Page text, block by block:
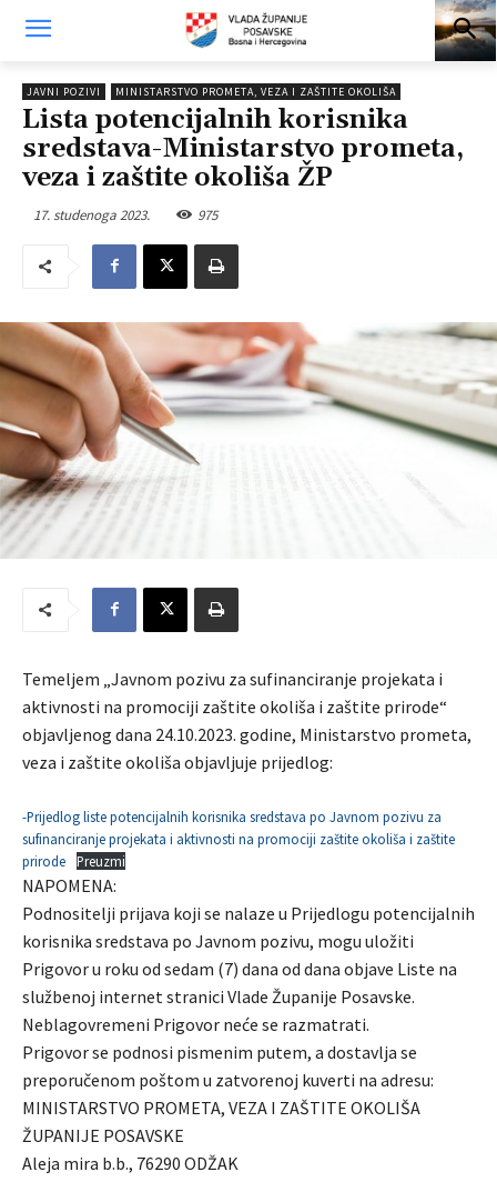
JAVNI POZIVI MINISTARSTVO PROMETA, VEZA I ZAŠTITE OKOLIŠA
Lista potencijalnih korisnika
sredstava-Ministarstvo prometa,
veza i zaštite okoliša ŽP
17. studenoga 2023. 975
Temeljem „Javnom pozivu za sufinanciranje projekata i
aktivnosti na promociji zaštite okoliša i zaštite prirode“
objavljenog dana 24.10.2023. godine, Ministarstvo prometa,
veza i zaštite okoliša objavljuje prijedlog:
-Prijedlog liste potencijalnih korisnika sredstava po Javnom pozivu za
sufinanciranje projekata i aktivnosti na promociji zaštite okoliša i zaštite
prirode
Preuzmi
NAPOMENA:
Podnositelji prijava koji se nalaze u Prijedlogu potencijalnih
korisnika sredstava po Javnom pozivu, mogu uložiti
Prigovor u roku od sedam (7) dana od dana objave Liste na
službenoj internet stranici Vlade Županije Posavske.
Neblagovremeni Prigovor neće se razmatrati.
Prigovor se podnosi pismenim putem, a dostavlja se
preporučenom poštom u zatvorenoj kuverti na adresu:
MINISTARSTVO PROMETA, VEZA I ZAŠTITE OKOLIŠA
ŽUPANIJE POSAVSKE
Aleja mira b.b., 76290 ODŽAK